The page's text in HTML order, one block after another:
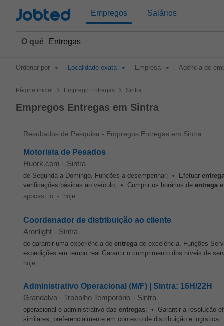
Jobted Empregos Salários
O quê
Ordenar por Localidade exata Empresa Agência de
Página inicial > Emprego Entregas > Sintra
Empregos Entregas em Sintra
Resultados de Pesquisa - Empregos Entregas em Sintra
Motorista de Pesados
Huork.com - Sintra
de Segunda a Domingo. Funções a desempenhar: • Efetuar
verificações básicas ao veículo; • Cumprir os horários de entrega
appcast.io - hoje
Coordenador de distribuição ao cliente
Aronlight - Sintra
de garantir uma experiência de entrega de excelência. Funções
expedições em tempo real Garantir o cumprimento dos níveis de
hoje
Administrativo Operacional (M/F) | Sintra: 16H/22H
Grandalvo - Trabalho Temporário - Sintra
operacional e administrativo das entregas; • Garantir a resolução
similares, preferencialmente em contexto de distribuição e